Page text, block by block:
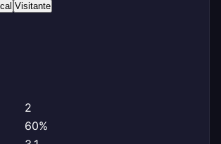
Visitante
2
60%